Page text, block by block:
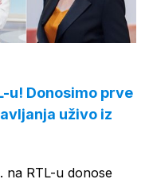
u! Donosimo prve
uživo iz
na RTL-u donose